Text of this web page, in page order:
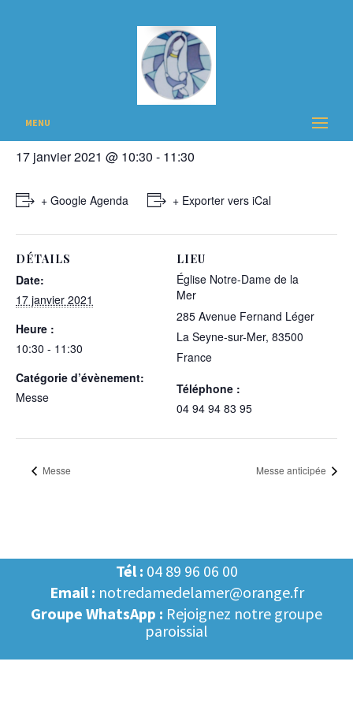
MENU
« Tous les Évènements
Cet évènement est passé
Messe des familles
17 janvier 2021 @ 10:30 - 11:30
+ Google Agenda + Exporter vers iCal
DÉTAILS
Date:
17 janvier 2021
Heure :
10:30 - 11:30
Catégorie d’évènement:
Messe
LIEU
Église Notre-Dame de la
Mer
285 Avenue Fernand Léger
La Seyne-sur-Mer, 83500
France
Téléphone :
04 94 94 83 95
Messe Messe anticipée
Tél : 04 89 96 06 00
Email : notredamedelamer@orange.fr
Groupe WhatsApp : Rejoignez notre groupe
paroissial